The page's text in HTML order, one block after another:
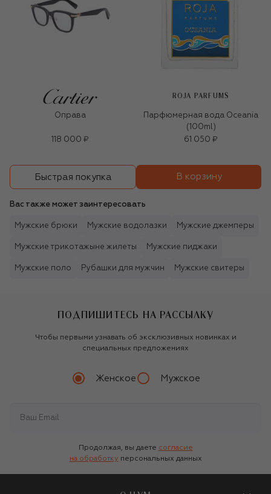
Оправа
118 000 ₽
ROJA PARFUMS
Парфюмерная вода Oceania
(100ml)
61 050 ₽
Быстрая покупка В корзину
Вас также может заинтересовать
Мужские брюки Мужские водолазки Мужские джемперы
Мужские трикотажыне жилеты Мужские пиджаки
Мужские поло Рубашки для мужчин Мужские свитеры
ПОДПИШИТЕСЬ НА РАССЫЛКУ
Чтобы первыми узнавать об эксклюзивных новинках и
специальных предложениях
Женское Мужское
Продолжая, вы даете согласие
на обработку персональных данных